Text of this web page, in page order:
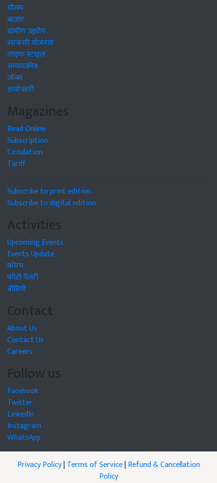
मौसम
बाजार
ग्रामीण उद्द्योग
सरकारी योजनाएं
लाइफ स्टाइल
सम्पादकीय
जॉब्स
डायरेक्टरी
Magazines
Read Online
Subscription
Circulation
Tariff
Subscribe to print edition
Subscribe to digital edition
Activities
Upcoming Events
Events Update
फोरम
फोटो गैलरी
वीडियो
Contact
About Us
Contact Us
Careers
Follow us
Facebook
Twitter
LinkedIn
Instagram
WhatsApp
Privacy Policy|Terms of Service|Refund & Cancellation
Policy